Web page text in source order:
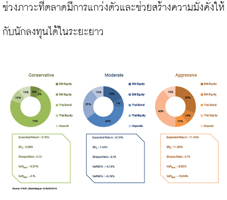
ช่วงภาวะที่ตลาดมีการแกว่งตัวและช่วยสร้างความมั่งคั่งให้
กับนักลงทุนได้ในระยะยาว